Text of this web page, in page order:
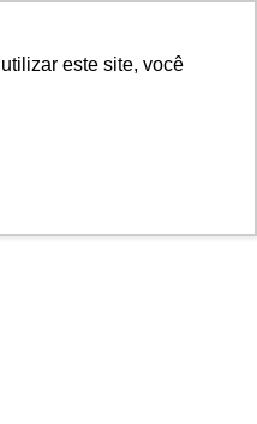
este site, você